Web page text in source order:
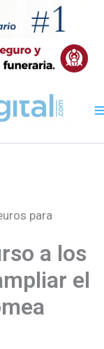
para
a los
el